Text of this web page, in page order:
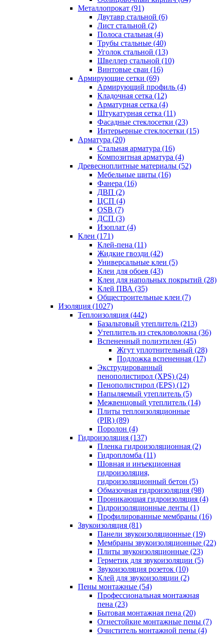
Металлопрокат (91)
Двутавр стальной (6)
Лист стальной (2)
Полоса стальная (4)
Трубы стальные (40)
Уголок стальной (13)
Швеллер стальной (10)
Винтовые сваи (16)
Армирующие сетки (69)
Армирующий профиль (4)
Кладочная сетка (12)
Арматурная сетка (4)
Штукатурная сетка (11)
Фасадные стеклосетки (23)
Интерьерные стеклосетки (15)
Арматура (20)
Стальная арматура (16)
Композитная арматура (4)
Древесноплитные материалы (52)
Мебельные щиты (16)
Фанера (16)
ДВП (2)
ЦСП (4)
OSB (7)
ДСП (3)
Изоплат (4)
Клеи (171)
Клей-пена (11)
Жидкие гвозди (42)
Универсальные клеи (5)
Клеи для обоев (43)
Клеи для напольных покрытий (28)
Клей ПВА (35)
Общестроительные клеи (7)
Изоляция (1027)
Теплоизоляция (442)
Базальтовый утеплитель (213)
Утеплитель из стекловолокна (36)
Вспененный полиэтилен (45)
Жгут уплотнительный (28)
Подложка вспененная (17)
Экструдированный
пенополистирол (XPS) (24)
Пенополистирол (EPS) (12)
Напыляемый утеплитель (5)
Межвенцовый утеплитель (14)
Плиты теплоизоляционные
(PIR) (89)
Поролон (4)
Гидроизоляция (137)
Пленка гидроизоляционная (2)
Гидропломба (11)
Шовная и инъекционная
гидроизоляция,
гидроизоляционный бетон (5)
Обмазочная гидроизоляция (98)
Проникающая гидроизоляция (4)
Гидроизоляционные ленты (1)
Профилированные мембраны (16)
Звукоизоляция (81)
Панели звукоизоляционные (19)
Мембраны звукоизоляционные (22)
Плиты звукоизоляционные (23)
Герметик для звукоизоляции (5)
Звукоизоляция розеток (10)
Клей для звукоизоляции (2)
Пены монтажные (54)
Профессиональная монтажная
пена (23)
Бытовая монтажная пена (20)
Огнестойкие монтажные пены (7)
Очиститель монтажной пены (4)